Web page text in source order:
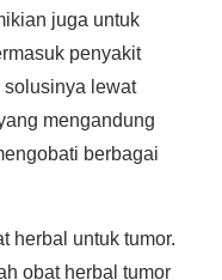
juga untuk
penyakit
solusinya lewat
mengandung
berbagai
herbal untuk tumor.
obat herbal tumor